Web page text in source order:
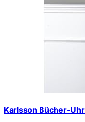
Karlsson Bücher-Uhr